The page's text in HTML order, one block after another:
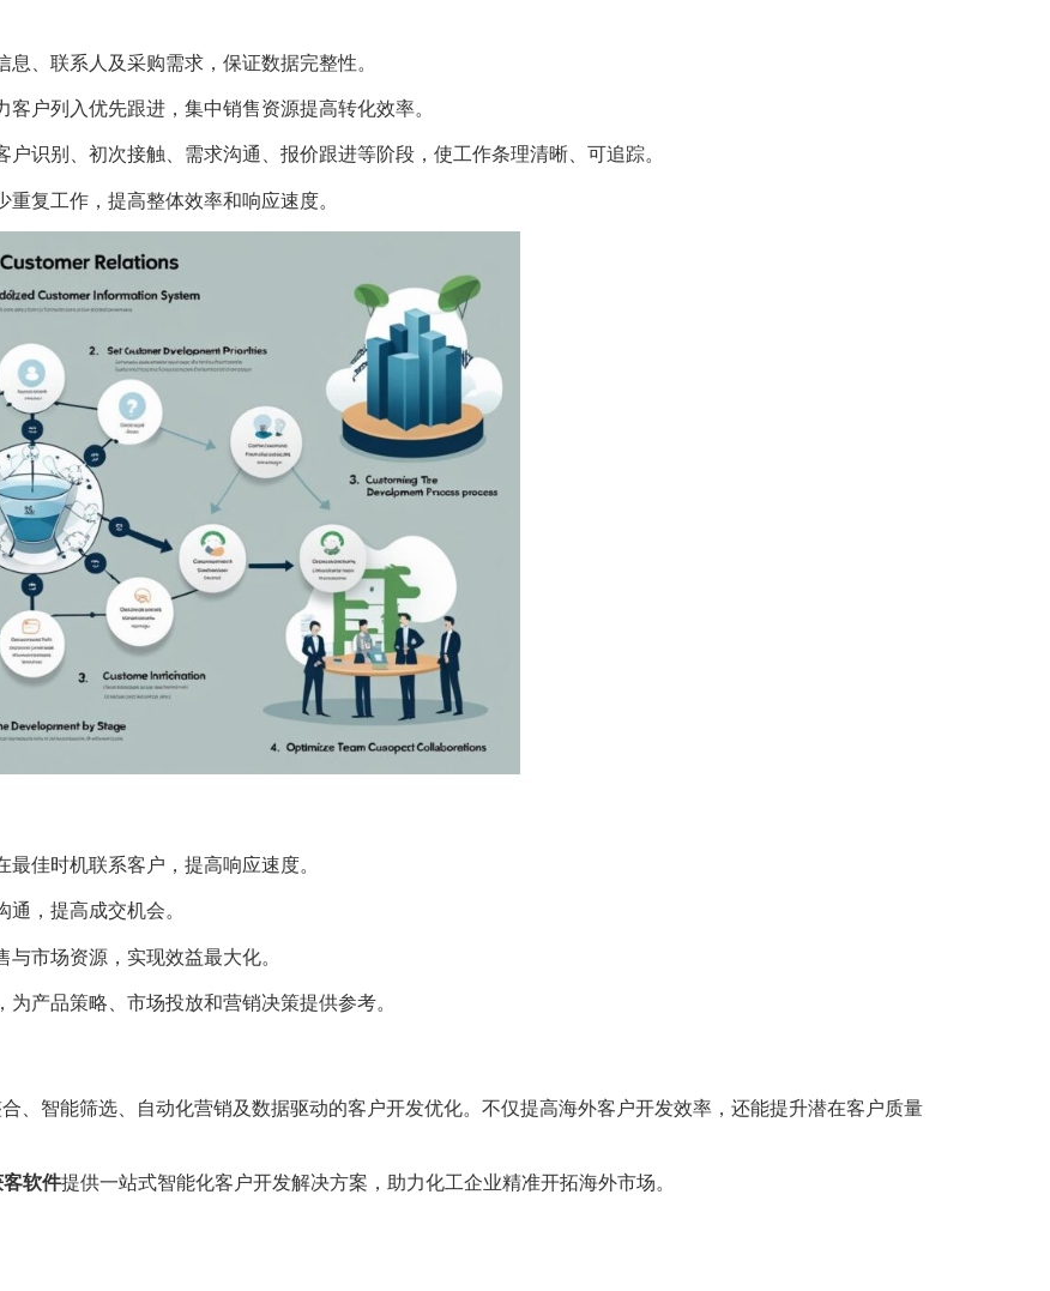
息、联系人及采购需求，保证数据完整性。
客户列入优先跟进，集中销售资源提高转化效率。
户识别、初次接触、需求沟通、报价跟进等阶段，使工作条理清晰、可追踪。
重复工作，提高整体效率和响应速度。
佳时机联系客户，提高响应速度。
，提高成交机会。
市场资源，实现效益最大化。
为产品策略、市场投放和营销决策提供参考。
、智能筛选、自动化营销及数据驱动的客户开发优化。不仅提高海外客户开发效率，还能提升潜在客户质量
软件提供一站式智能化客户开发解决方案，助力化工企业精准开拓海外市场。